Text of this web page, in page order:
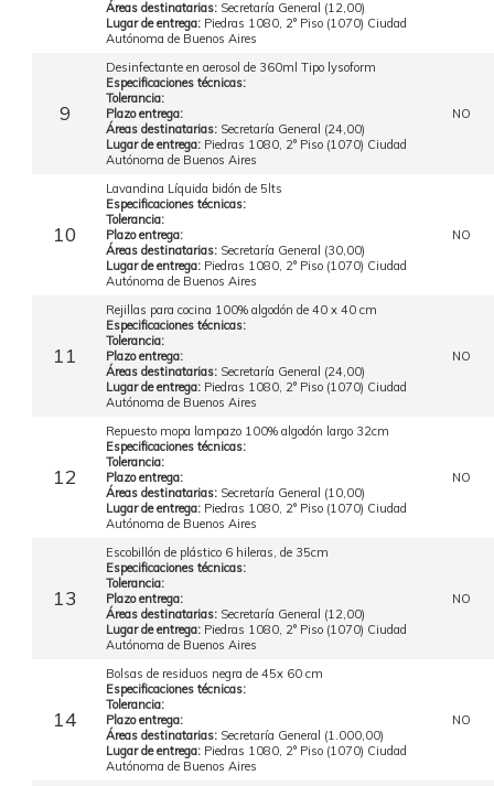
Áreas destinatarias: Secretaría General (12,00)
Lugar de entrega: Piedras 1080, 2° Piso (1070) Ciudad
Autónoma de Buenos Aires
9
Desinfectante en aerosol de 360ml Tipo lysoform
Especificaciones técnicas:
Tolerancia:
Plazo entrega:
Áreas destinatarias: Secretaría General (24,00)
Lugar de entrega: Piedras 1080, 2° Piso (1070) Ciudad
Autónoma de Buenos Aires
NO
10
Lavandina Líquida bidón de 5lts
Especificaciones técnicas:
Tolerancia:
Plazo entrega:
Áreas destinatarias: Secretaría General (30,00)
Lugar de entrega: Piedras 1080, 2° Piso (1070) Ciudad
Autónoma de Buenos Aires
NO
11
Rejillas para cocina 100% algodón de 40 x 40 cm
Especificaciones técnicas:
Tolerancia:
Plazo entrega:
Áreas destinatarias: Secretaría General (24,00)
Lugar de entrega: Piedras 1080, 2° Piso (1070) Ciudad
Autónoma de Buenos Aires
NO
12
Repuesto mopa lampazo 100% algodón largo 32cm
Especificaciones técnicas:
Tolerancia:
Plazo entrega:
Áreas destinatarias: Secretaría General (10,00)
Lugar de entrega: Piedras 1080, 2° Piso (1070) Ciudad
Autónoma de Buenos Aires
NO
13
Escobillón de plástico 6 hileras, de 35cm
Especificaciones técnicas:
Tolerancia:
Plazo entrega:
Áreas destinatarias: Secretaría General (12,00)
Lugar de entrega: Piedras 1080, 2° Piso (1070) Ciudad
Autónoma de Buenos Aires
NO
14
Bolsas de residuos negra de 45x 60 cm
Especificaciones técnicas:
Tolerancia:
Plazo entrega:
Áreas destinatarias: Secretaría General (1.000,00)
Lugar de entrega: Piedras 1080, 2° Piso (1070) Ciudad
Autónoma de Buenos Aires
NO